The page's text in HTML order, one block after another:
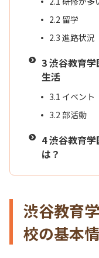
2.2 留学
2.3 進路状況
3渋谷教育
生活
3.1 イベント
3.2 部活動
4渋谷教育学
は？
渋谷教育
校の基本